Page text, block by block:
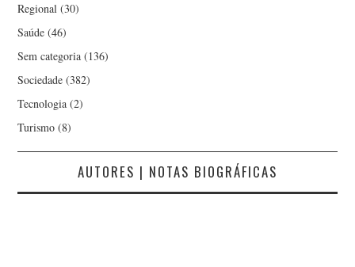
Regional (30)
Saúde (46)
Sem categoria (136)
Sociedade (382)
Tecnologia (2)
Turismo (8)
AUTORES | NOTAS BIOGRÁFICAS